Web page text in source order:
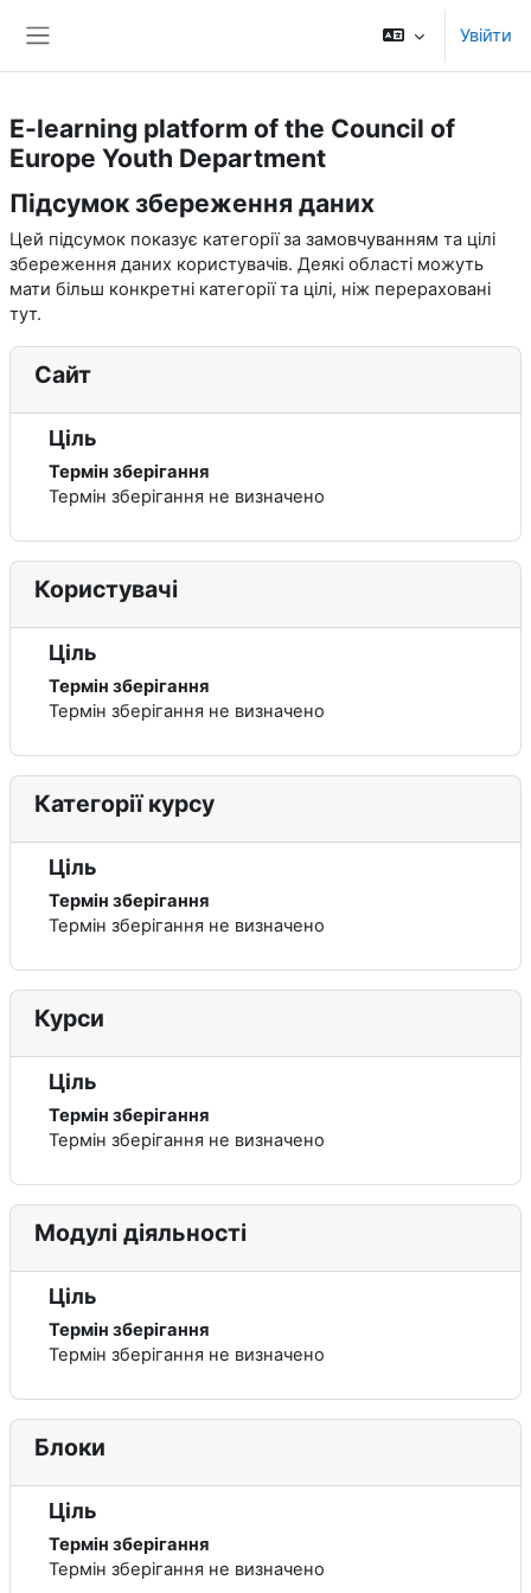
Увійти
E-learning platform of the Council of
Europe Youth Department
Підсумок збереження даних
Цей підсумок показує категорії за замовчуванням та цілі
збереження даних користувачів. Деякі області можуть
мати більш конкретні категорії та цілі, ніж перераховані
тут.
Сайт
Ціль
Термін зберігання
Термін зберігання не визначено
Користувачі
Ціль
Термін зберігання
Термін зберігання не визначено
Категорії курсу
Ціль
Термін зберігання
Термін зберігання не визначено
Курси
Ціль
Термін зберігання
Термін зберігання не визначено
Модулі діяльності
Ціль
Термін зберігання
Термін зберігання не визначено
Блоки
Ціль
Термін зберігання
Термін зберігання не визначено